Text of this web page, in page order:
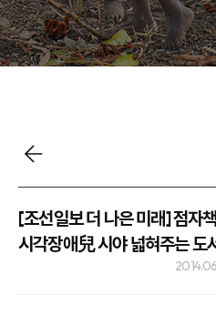
언론보도
[조선일보 더 나은 미래] 점자
시각장애兒 시야 넓혀주는 도